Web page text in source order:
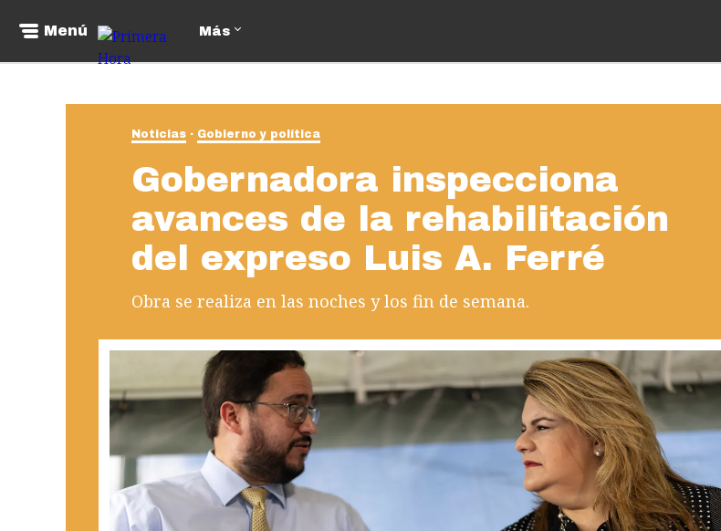
Menú Más
Noticias Gobierno y política
Gobernadora inspecciona
avances de la rehabilitación
del expreso Luis A. Ferré
Obra se realiza en las noches y los fin de semana.